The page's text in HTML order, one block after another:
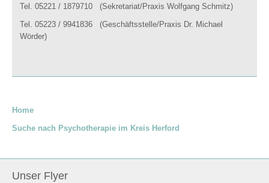
Tel. 05221 / 1879710 (Sekretariat/Praxis Wolfgang Schmitz)
Tel. 05223 / 9941836 (Geschäftsstelle/Praxis Dr. Michael
Wörder)
Home
Suche nach Psychotherapie im Kreis Herford
Unser Flyer